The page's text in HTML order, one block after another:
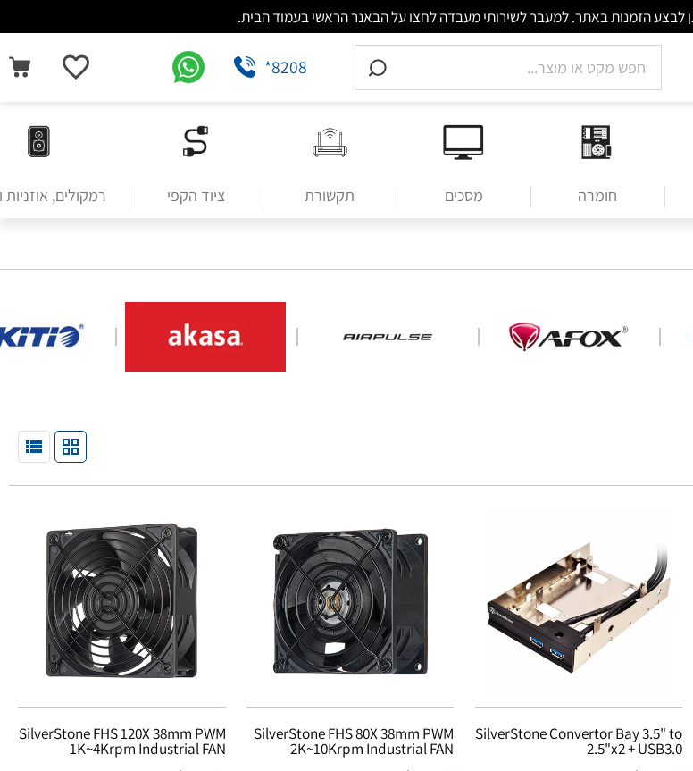
*8208
חומרה מסכים תקשורת ציוד הקפי רמקולים,
SilverStone Convertor Bay 3.5" to
2.5"x2 + USB3.0
SilverStone FHS 80X 38mm PWM
2K~10Krpm Industrial FAN
SilverStone FHS 120X 38mm PWM
1K~4Krpm Industrial FAN